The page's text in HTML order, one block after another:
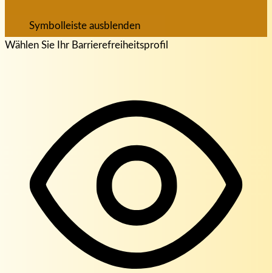
Symbolleiste ausblenden
Wählen Sie Ihr Barrierefreiheitsprofil